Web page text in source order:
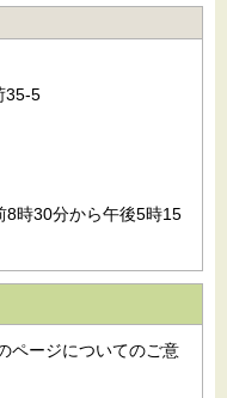
35-5
8時30分から午後5時15
ページについてのご意